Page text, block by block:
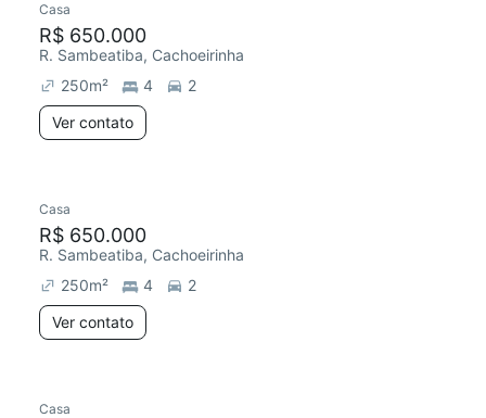
Casa
R$ 650.000
R. Sambeatiba, Cachoeirinha
250m² 4
2
Ver contato
Casa
R$ 650.000
R. Sambeatiba, Cachoeirinha
250m² 4
2
Ver contato
Casa